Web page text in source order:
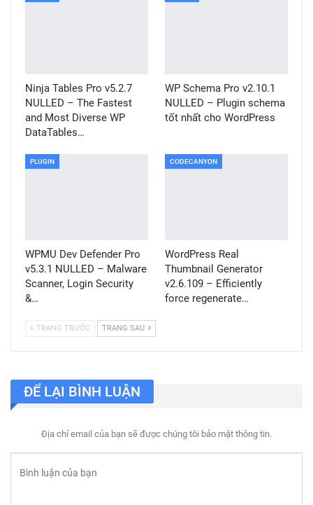
Ninja Tables Pro v5.2.7
NULLED – The Fastest
and Most Diverse WP
DataTables…
WP Schema Pro v2.10.1
NULLED – Plugin schema
tốt nhất cho WordPress
PLUGIN
WPMU Dev Defender Pro
v5.3.1 NULLED – Malware
Scanner, Login Security
&…
CODECANYON
WordPress Real
Thumbnail Generator
v2.6.109 – Efficiently
force regenerate…
TRANG TRƯỚC TRANG SAU
ĐỂ LẠI BÌNH LUẬN
Địa chỉ email của bạn sẽ được chúng tôi bảo mật thông tin.